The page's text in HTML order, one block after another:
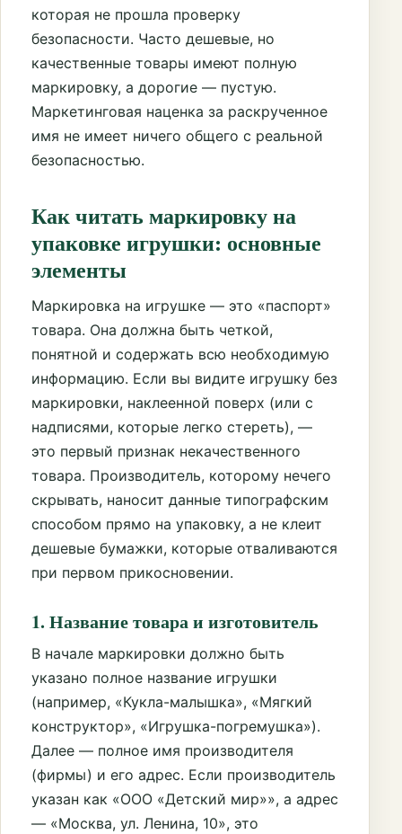
которая не прошла проверку
безопасности. Часто дешевые, но
качественные товары имеют полную
маркировку, а дорогие — пустую.
Маркетинговая наценка за раскрученное
имя не имеет ничего общего с реальной
безопасностью.
Как читать маркировку на
упаковке игрушки: основные
элементы
Маркировка на игрушке — это «паспорт»
товара. Она должна быть четкой,
понятной и содержать всю необходимую
информацию. Если вы видите игрушку без
маркировки, наклеенной поверх (или с
надписями, которые легко стереть), —
это первый признак некачественного
товара. Производитель, которому нечего
скрывать, наносит данные типографским
способом прямо на упаковку, а не клеит
дешевые бумажки, которые отваливаются
при первом прикосновении.
1. Название товара и изготовитель
В начале маркировки должно быть
указано полное название игрушки
(например, «Кукла-малышка», «Мягкий
конструктор», «Игрушка-погремушка»).
Далее — полное имя производителя
(фирмы) и его адрес. Если производитель
указан как «ООО «Детский мир»», а адрес
— «Москва, ул. Ленина, 10», это